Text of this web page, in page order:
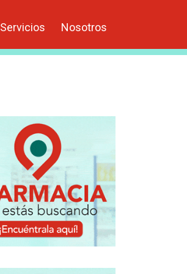
Servicios Nosotros